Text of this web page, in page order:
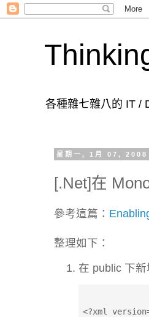
各種雜七雜八的 IT /
星期一, 1月 07, 2008
[.Net]在
參考這篇：
整理如下：
在 public 下新
<?xml